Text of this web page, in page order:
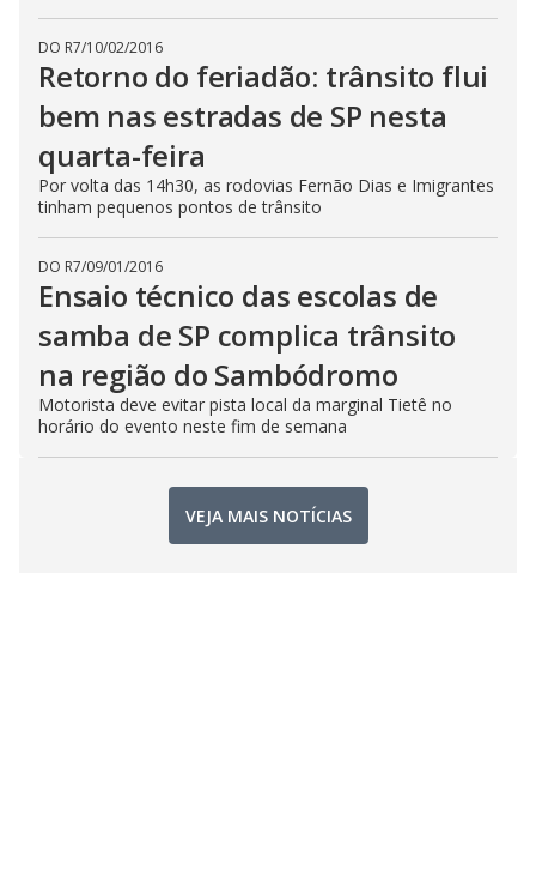
DO R7/10/02/2016
Retorno do feriadão: trânsito flui
bem nas estradas de SP nesta
quarta-feira
Por volta das 14h30, as rodovias Fernão Dias e Imigrantes
tinham pequenos pontos de trânsito
DO R7/09/01/2016
Ensaio técnico das escolas de
samba de SP complica trânsito
na região do Sambódromo
Motorista deve evitar pista local da marginal Tietê no
horário do evento neste fim de semana
VEJA MAIS NOTÍCIAS